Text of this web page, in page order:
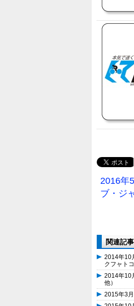
2016年
ブ・ジ
関連記事
2014年10
クフャト
2014年10
他）
2015年3